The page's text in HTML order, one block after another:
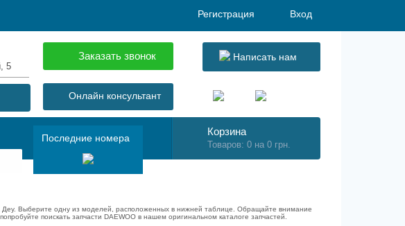
Регистрация Вход
5
Написать нам
Заказать звонок
Онлайн консультант
Последние номера
Корзина
Товаров: 0 на 0 грн.
Деу. Выберите одну из моделей, расположенных в нижней таблице. Обращайте внимание
поискать запчасти DAEWOO в нашем оригинальном каталоге запчастей.